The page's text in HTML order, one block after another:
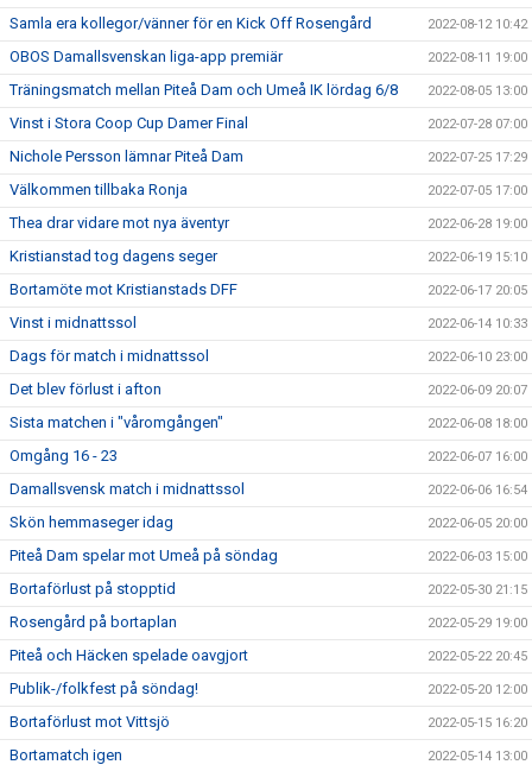
Samla era kollegor/vänner för en Kick Off Rosengård 2022-08-12 10:42
OBOS Damallsvenskan liga-app premiär 2022-08-11 19:00
Träningsmatch mellan Piteå Dam och Umeå IK lördag 6/8 2022-08-05 13:00
Vinst i Stora Coop Cup Damer Final 2022-07-28 07:00
Nichole Persson lämnar Piteå Dam 2022-07-25 17:29
Välkommen tillbaka Ronja 2022-07-05 17:00
Thea drar vidare mot nya äventyr 2022-06-28 19:00
Kristianstad tog dagens seger 2022-06-19 15:10
Bortamöte mot Kristianstads DFF 2022-06-17 20:05
Vinst i midnattssol 2022-06-14 10:33
Dags för match i midnattssol 2022-06-10 23:00
Det blev förlust i afton 2022-06-09 20:07
Sista matchen i "våromgången" 2022-06-08 18:00
Omgång 16 - 23 2022-06-07 16:00
Damallsvensk match i midnattssol 2022-06-06 16:54
Skön hemmaseger idag 2022-06-05 20:00
Piteå Dam spelar mot Umeå på söndag 2022-06-03 15:00
Bortaförlust på stopptid 2022-05-30 21:15
Rosengård på bortaplan 2022-05-29 19:00
Piteå och Häcken spelade oavgjort 2022-05-22 20:45
Publik-/folkfest på söndag! 2022-05-20 12:00
Bortaförlust mot Vittsjö 2022-05-15 16:20
Bortamatch igen 2022-05-14 13:00